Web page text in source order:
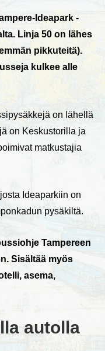
Ideapark -
Linja 50 on lähes
pikkuteitä).
kulkee alle
on lähellä
on Keskustorilla ja
matkustajia
Ideaparkiin on
pysäkiltä.
Tampereen
Sisältää myös
asema,
autolla